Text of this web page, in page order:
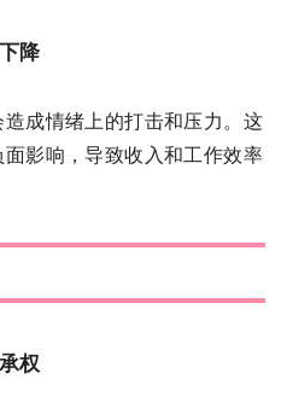
降
成情绪上的打击和压力。这
影响，导致收入和工作效率
权